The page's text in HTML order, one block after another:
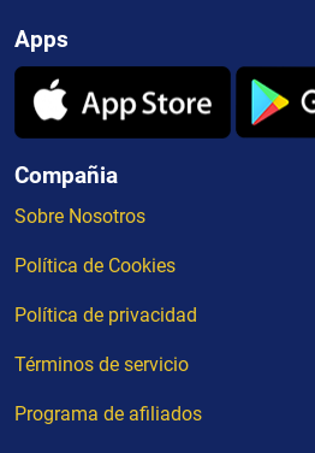
Apps
Compañia
Sobre Nosotros
Política de Cookies
Política de privacidad
Términos de servicio
Programa de afiliados